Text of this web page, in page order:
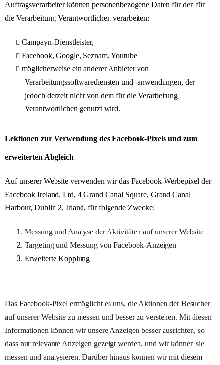
Auftragsverarbeiter können personenbezogene Daten für den für
die Verarbeitung Verantwortlichen verarbeiten:
Campayn-Dienstleister,
Facebook, Google, Seznam, Youtube.
möglicherweise ein anderer Anbieter von
Verarbeitungssoftwarediensten und -anwendungen, der
jedoch derzeit nicht von dem für die Verarbeitung
Verantwortlichen genutzt wird.
Lektionen zur Verwendung des Facebook-Pixels und zum
erweiterten Abgleich
Auf unserer Website verwenden wir das Facebook-Werbepixel der
Facebook Ireland, Ltd, 4 Grand Canal Square, Grand Canal
Harbour, Dublin 2, Irland, für folgende Zwecke:
Messung und Analyse der Aktivitäten auf unserer Website
Targeting und Messung von Facebook-Anzeigen
Erweiterte Kopplung
Das Facebook-Pixel ermöglicht es uns, die Aktionen der Besucher
auf unserer Website zu messen und besser zu verstehen. Mit diesen
Informationen können wir unsere Anzeigen besser ausrichten, so
dass nur relevante Anzeigen gezeigt werden, und wir können sie
messen und analysieren. Darüber hinaus können wir mit diesem